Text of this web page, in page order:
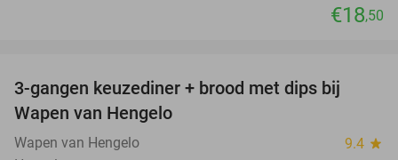
€18,50
3-gangen keuzediner + brood met dips bij
Wapen van Hengelo
Wapen van Hengelo 9.4 star